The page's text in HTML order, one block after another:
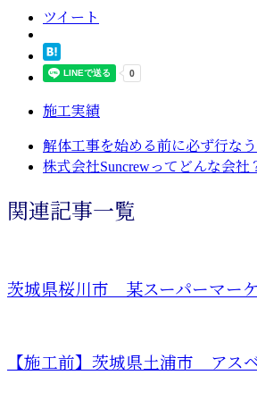
ツイート
施工実績
解体工事を始める前に必ず行な
株式会社Suncrewってどんな会社
関連記事一覧
茨城県桜川市 某スーパーマー
【施工前】茨城県土浦市 アス